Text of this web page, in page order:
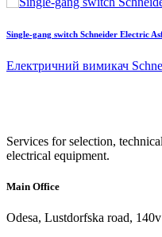
Single-gang switch Schneider Electric
Електричний вимикач
Services for selection,
electrical equipment.
Main Office
Odesa, Lustdorfska road, 140v